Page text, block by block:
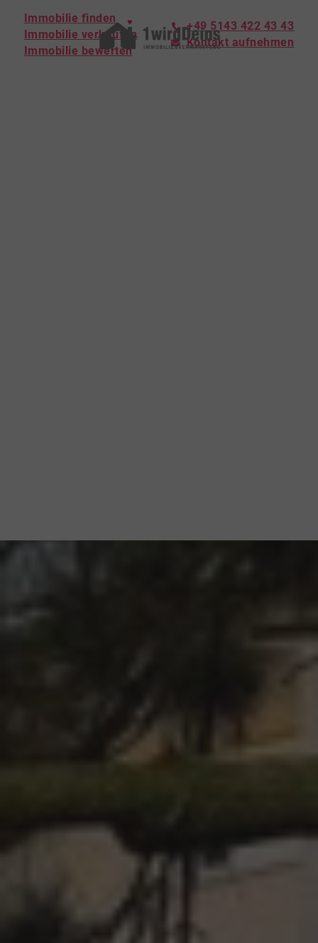
Immobilie finden
Immobilie verkaufen
Immobilie bewerten
+49 5143 422 43 43
Kontakt aufnehmen